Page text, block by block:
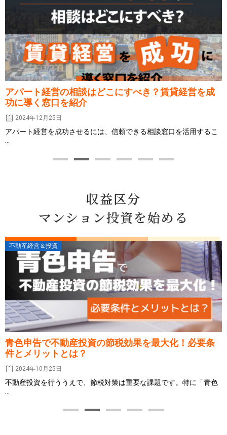
アパート経営の相談はどこにすべき？賃貸経営を成
功に導く窓口を紹介
2024年12月25日
アパート経営を成功させるには、信頼できる相談窓口を活用するこ
...
収益区分
マンション投資を始める
不動産経営＆投資
青色申告で不動産投資の節税効果を最大化！必要条
件とメリットとは？
2024年10月25日
不動産投資を行ううえで、節税対策は重要な課題です。特に「青色
...